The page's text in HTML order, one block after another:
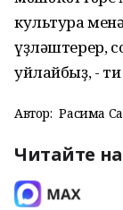
культура
үҙләштерер,
уйлайбыҙ, -
Автор: Расима
Читайте